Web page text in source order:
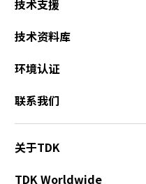
技术支援
技术资料库
环境认证
联系我们
关于TDK
TDK Worldwide